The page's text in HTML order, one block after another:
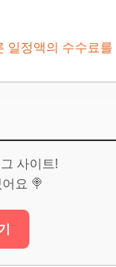
일정액의 수수료
사이트!
요 🍭